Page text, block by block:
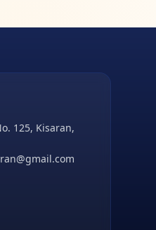
125, Kisaran,